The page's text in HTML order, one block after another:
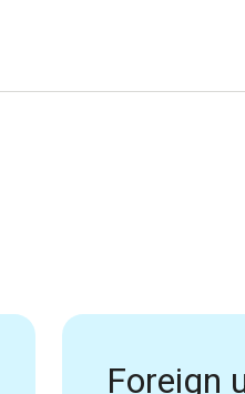
Foreign